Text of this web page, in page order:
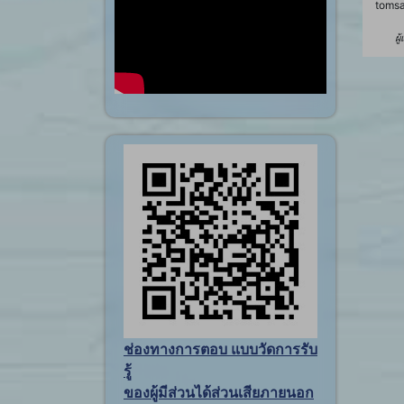
ช่องทางการตอบ แบบวัดการรับ
รู้
ของผู้มีส่วนได้ส่วนเสียภายนอก
ผู้